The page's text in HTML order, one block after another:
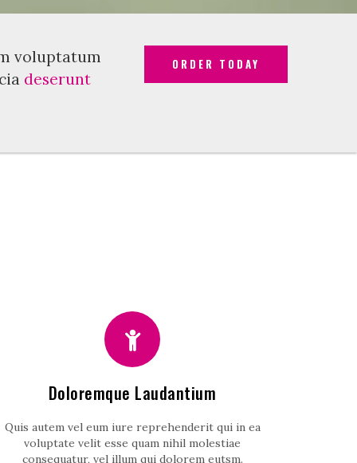
voluptatum
deserunt
ORDER TODAY
Doloremque Laudantium
Quis autem vel eum iure reprehenderit qui in ea
voluptate velit esse quam nihil molestiae
consequatur, vel illum qui dolorem eutsm.